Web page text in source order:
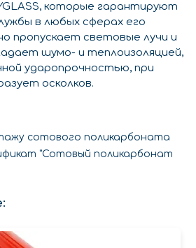
которые гарантируют
в любых сферах его
пропускает световые лучи и
шумо- и теплоизоляцией,
ударопрочностью, при
осколков.
сотового поликарбоната
"Сотовый поликарбонат